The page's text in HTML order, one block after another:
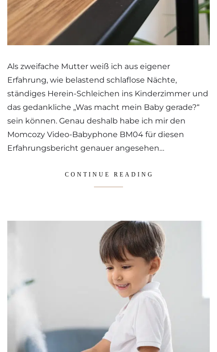
Als zweifache Mutter weiß ich aus eigener
Erfahrung, wie belastend schlaflose Nächte,
ständiges Herein-Schleichen ins Kinderzimmer und
das gedankliche „Was macht mein Baby gerade?“
sein können. Genau deshalb habe ich mir den
Momcozy Video-Babyphone BM04 für diesen
Erfahrungsbericht genauer angesehen…
CONTINUE READING